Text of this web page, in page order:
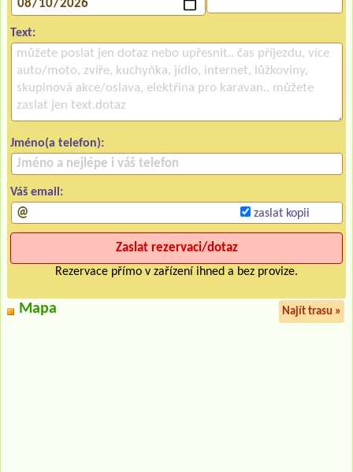
Text:
Jméno(a telefon):
Váš email:
zaslat kopii
Rezervace přímo v zařízení ihned a bez provize.
Mapa Najít trasu »